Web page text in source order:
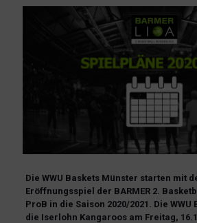
Die WWU Baskets Münster starten mit
Eröffnungsspiel der BARMER 2.
ProB in die Saison 2020/2021. Die
die Iserlohn Kangaroos am Freitag,